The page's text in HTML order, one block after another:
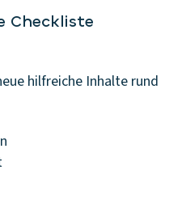
Checkliste
hilfreiche Inhalte rund